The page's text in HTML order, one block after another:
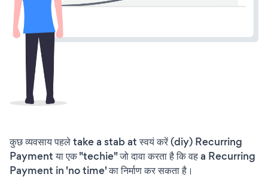
कुछ व्यवसाय पहले take a stab at स्वयं करें (diy) Recurring
Payment या एक "techie" जो दावा करता है कि वह a Recurring
Payment in 'no time' का निर्माण कर सकता है।